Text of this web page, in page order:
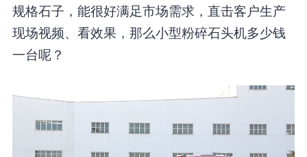
规格石子，能很好满足市场需求，直击客户生产
现场视频、看效果，那么小型粉碎石头机多少钱
一台呢？